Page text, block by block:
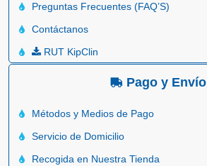
Preguntas Frecuentes (FAQ’S)
Contáctanos
RUT KipClin
Pago y Envío
Métodos y Medios de Pago
Servicio de Domicilio
Recogida en Nuestra Tienda